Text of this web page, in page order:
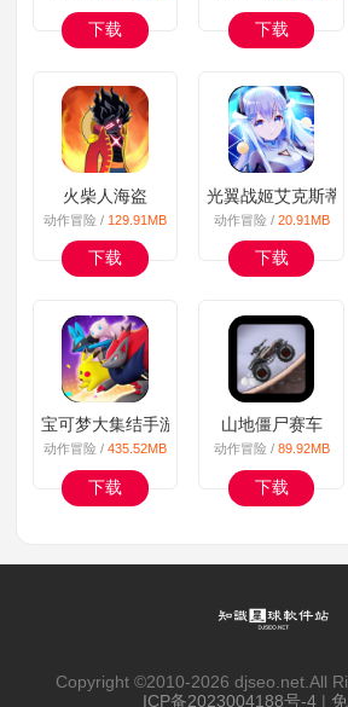
下载 下载
火柴人海盗
动作冒险 / 129.91MB
下载
光翼战姬艾克斯蒂
动作冒险 / 20.91MB
下载
宝可梦大集结手游国服
动作冒险 / 435.52MB
下载
山地僵尸赛车
动作冒险 / 89.92MB
下载
Copyright ©2010-2026 djseo.net.All
ICP备2023004188号-4 |